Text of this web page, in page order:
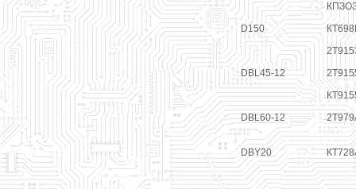
D150
DBL45-12
DBL60-12
DBY20